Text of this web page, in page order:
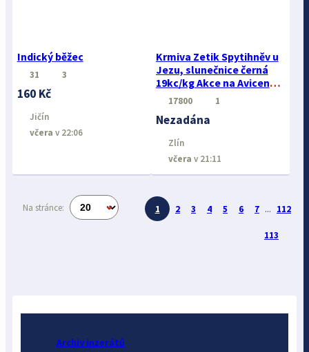
Indický běžec
31 3
160 Kč
Jičín
včera v 22:06
Krmiva Zetik Spytihněv u
Jezu, slunečnice černá
19kc/kg Akce na Avicentru
Avest I na burze
17800 1
Nezadána
Zlín
včera v 21:11
Na stránce: 1 2 3 4 5 6 7 ... 112
113
Archiv inzerátů